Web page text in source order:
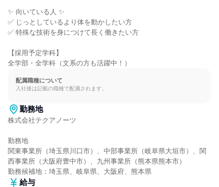
✨ 向いている人 ✨
✅ じっとしているより体を動かしたい方
✅ 特殊な技術を身につけて長く働きたい方
【採用予定学科】
全学部・全学科（文系の方も活躍中！）
配属職種について
入社後は記載の職種で配属されます。
勤務地
株式会社テクアノーツ
勤務地
関東事業所（埼玉県川口市）、中部事業所（岐阜県大垣市）、関
西事業所（大阪府豊中市）、九州事業所（熊本県熊本市）
勤務候補地：埼玉県、岐阜県、大阪府、熊本県
給与